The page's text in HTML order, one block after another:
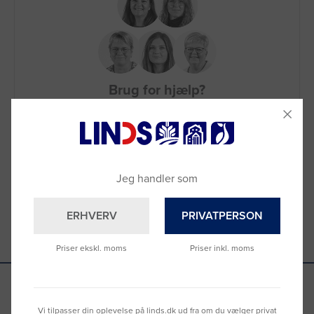
Brug for hjælp?
Vi sidder klar til at hjælpe dig.
Du kan også kontakte din lokale sælger
Jeg handler som
ERHVERV
Priser ekskl. moms
PRIVATPERSON
Priser inkl. moms
Vi tilpasser din oplevelse på linds.dk ud fra om du vælger privat